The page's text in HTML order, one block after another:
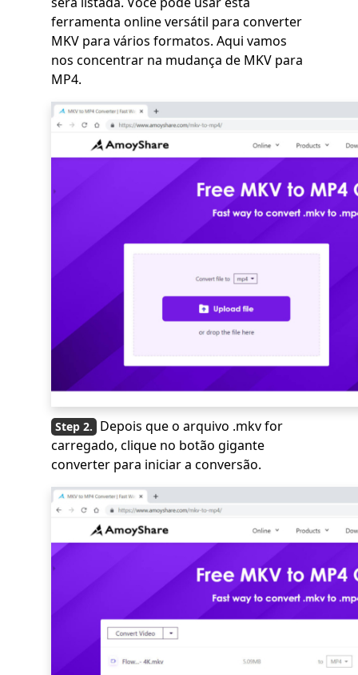
ferramenta online versátil para converter
MKV para vários formatos. Aqui vamos
nos concentrar na mudança de MKV para
MP4.
Depois que o arquivo .mkv for
carregado, clique no botão gigante
converter para iniciar a conversão.